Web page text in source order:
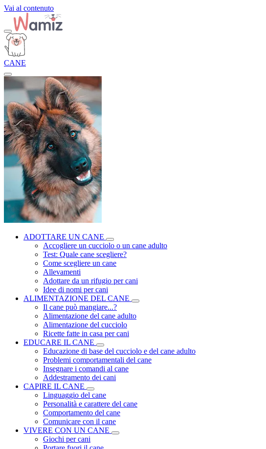
Vai al contenuto
CANE
ADOTTARE UN CANE
Accogliere un cucciolo o un cane adulto
Test: Quale cane scegliere?
Come scegliere un cane
Allevamenti
Adottare da un rifugio per cani
Idee di nomi per cani
ALIMENTAZIONE DEL CANE
Il cane può mangiare...?
Alimentazione del cane adulto
Alimentazione del cucciolo
Ricette fatte in casa per cani
EDUCARE IL CANE
Educazione di base del cucciolo e del cane adulto
Problemi comportamentali del cane
Insegnare i comandi al cane
Addestramento dei cani
CAPIRE IL CANE
Linguaggio del cane
Personalità e carattere del cane
Comportamento del cane
Comunicare con il cane
VIVERE CON UN CANE
Giochi per cani